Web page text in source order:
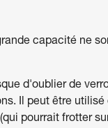
capacité ne
d'oublier de
Il peut être utilisé
pourrait frotter